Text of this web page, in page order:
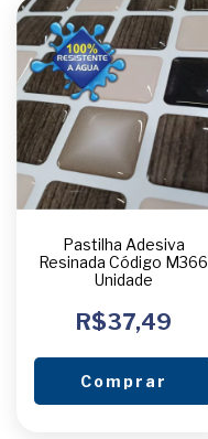
Pastilha Adesiva
Resinada Código M366
Unidade
R$37,49
Comprar